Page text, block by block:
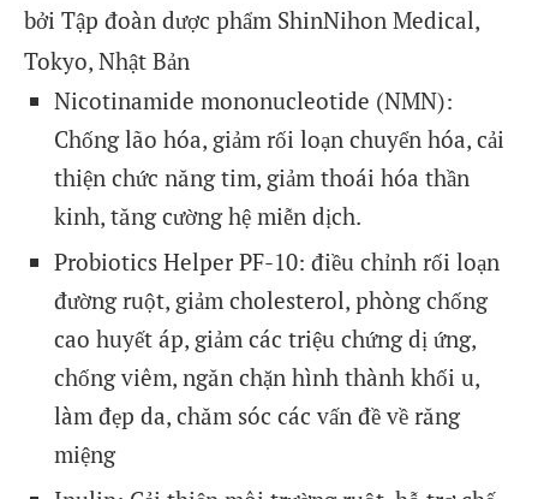
bởi Tập đoàn dược phẩm ShinNihon Medical,
Tokyo, Nhật Bản
Nicotinamide mononucleotide (NMN):
Chống lão hóa, giảm rối loạn chuyển hóa, cải
thiện chức năng tim, giảm thoái hóa thần
kinh, tăng cường hệ miễn dịch.
Probiotics Helper PF-10: điều chỉnh rối loạn
đường ruột, giảm cholesterol, phòng chống
cao huyết áp, giảm các triệu chứng dị ứng,
chống viêm, ngăn chặn hình thành khối u,
làm đẹp da, chăm sóc các vấn đề về răng
miệng